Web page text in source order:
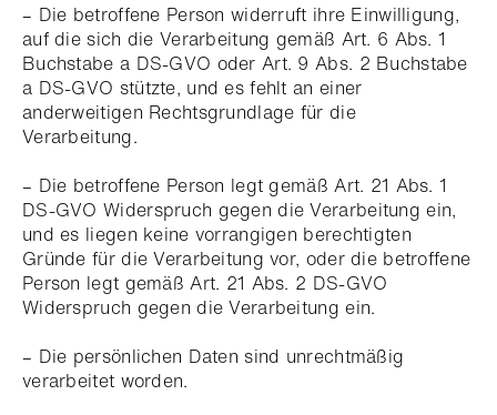
– Die betroffene Person widerruft ihre Einwilligung,
auf die sich die Verarbeitung gemäß Art. 6 Abs. 1
Buchstabe a DS-GVO oder Art. 9 Abs. 2 Buchstabe
a DS-GVO stützte, und es fehlt an einer
anderweitigen Rechtsgrundlage für die
Verarbeitung.
– Die betroffene Person legt gemäß Art. 21 Abs. 1
DS-GVO Widerspruch gegen die Verarbeitung ein,
und es liegen keine vorrangigen berechtigten
Gründe für die Verarbeitung vor, oder die betroffene
Person legt gemäß Art. 21 Abs. 2 DS-GVO
Widerspruch gegen die Verarbeitung ein.
– Die persönlichen Daten sind unrechtmäßig
verarbeitet worden.